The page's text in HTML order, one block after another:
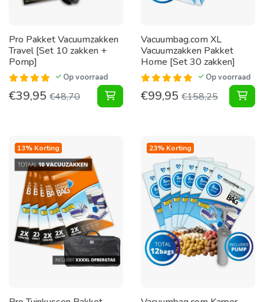
Pro Pakket Vacuumzakken
Travel [Set 10 zakken +
Pomp]
Op voorraad
€39,95 €48,70 Pakket Vacuumzakken Travel [Set
Vacuumbag.com XL
Vacuumzakken Pakket
Home [Set 30 zakken]
Op voorraad
€99,95 €158,25 XL
13% Korting 23% Korting